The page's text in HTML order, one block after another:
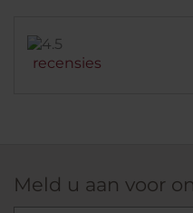
recensies
Meld u aan voor